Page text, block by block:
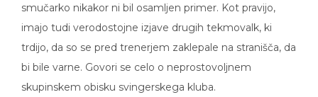
smučarko nikakor ni bil osamljen primer. Kot pravijo,
imajo tudi verodostojne izjave drugih tekmovalk, ki
trdijo, da so se pred trenerjem zaklepale na stranišča, da
bi bile varne. Govori se celo o neprostovoljnem
skupinskem obisku svingerskega kluba.